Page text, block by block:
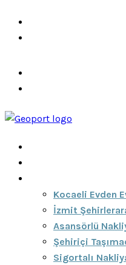
Kocaeli Evden
İzmit
Asansörlü
Şehiriçi
Sigortalı